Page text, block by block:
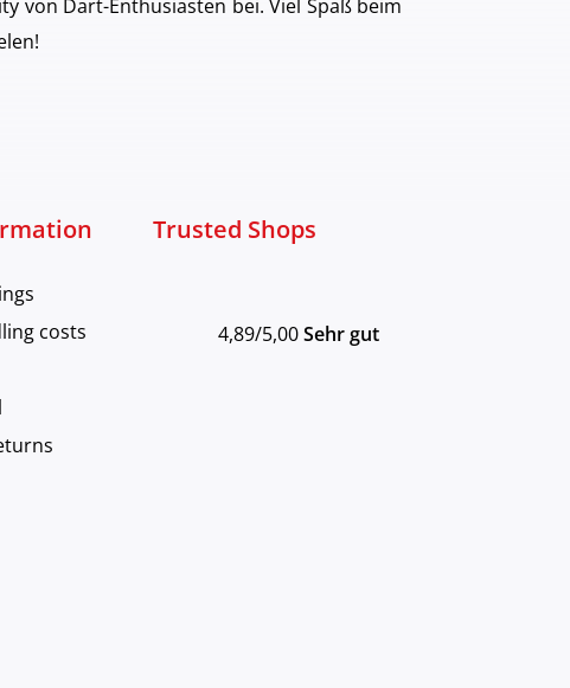
von Dart-Enthusiasten bei. Viel Spaß beim
costs
Trusted Shops
4,89/5,00Sehr gut